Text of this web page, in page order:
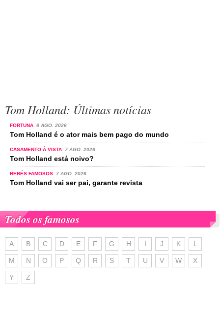
Tom Holland: Últimas notícias
FORTUNA 6 AGO. 2026
Tom Holland é o ator mais bem pago do mundo
CASAMENTO À VISTA 7 AGO. 2026
Tom Holland está noivo?
BEBÉS FAMOSOS 7 AGO. 2026
Tom Holland vai ser pai, garante revista
Todos os famosos
A B C D E F G H I J K L
M N O P Q R S T U V W X
Y Z